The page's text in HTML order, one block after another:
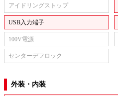
アイドリングストップ
USB入力端子
100V電源
センターデフロック
外装・内装